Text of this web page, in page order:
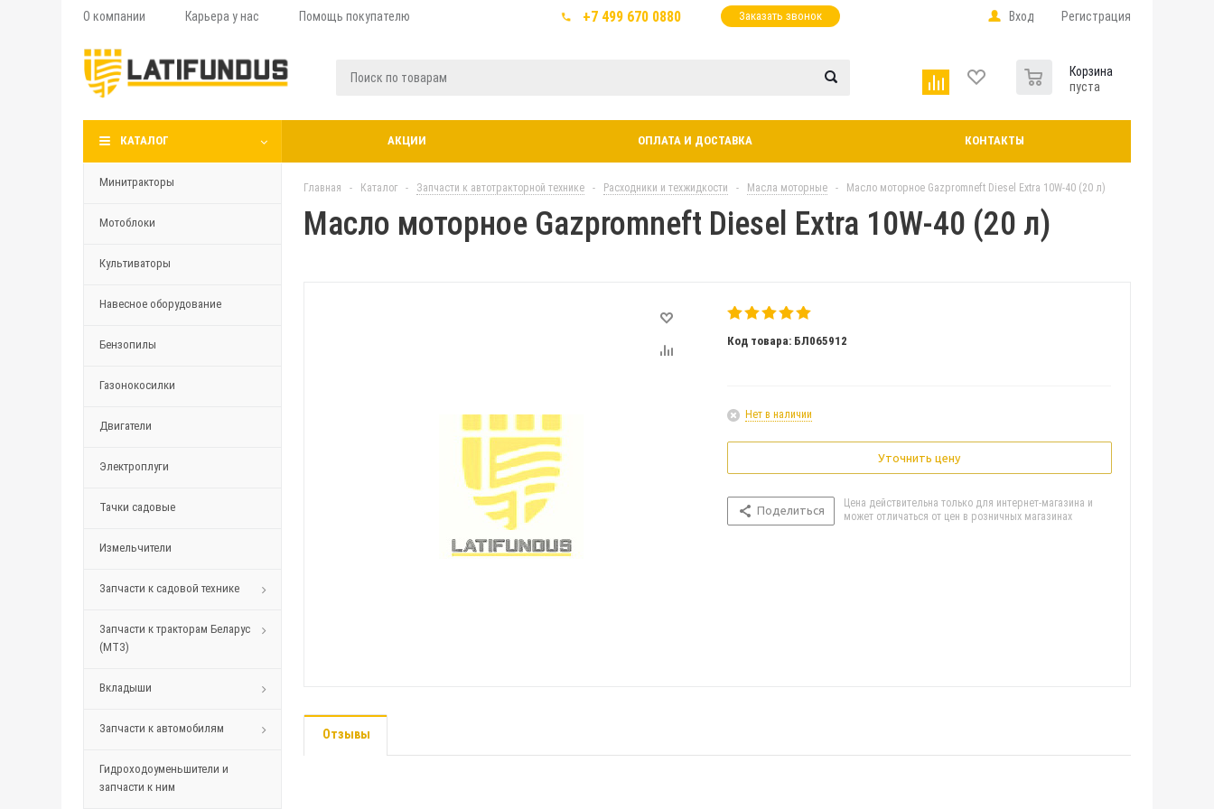
О компании Карьера у нас Помощь покупателю +7 499 670 0880 Заказать звонок Вход Регистрация
Корзина
пуста
КАТАЛОГ АКЦИИ ОПЛАТА И ДОСТАВКА КОНТАКТЫ
Минитракторы
Мотоблоки
Культиваторы
Навесное оборудование
Бензопилы
Газонокосилки
Двигатели
Электроплуги
Тачки садовые
Измельчители
Запчасти к садовой технике
Запчасти к тракторам Беларус
(МТЗ)
Вкладыши
Запчасти к автомобилям
Гидроходоуменьшители и
запчасти к ним
Главная - Каталог - Запчасти к автотракторной технике - Расходники и техжидкости - Масла моторные - Масло моторное Gazpromneft Diesel Extra 10W-40 (20 л)
Масло моторное Gazpromneft Diesel Extra 10W-40 (20 л)
Код товара: БЛ065912
Нет в наличии
Уточнить цену
Поделиться
Цена действительна только для интернет-магазина и
может отличаться от цен в розничных магазинах
Отзывы